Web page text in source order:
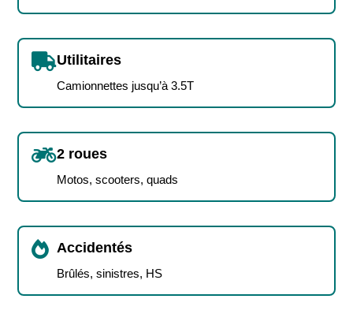
Utilitaires
Camionnettes jusqu’à 3.5T
2 roues
Motos, scooters, quads
 Accidentés
Brûlés, sinistres, HS